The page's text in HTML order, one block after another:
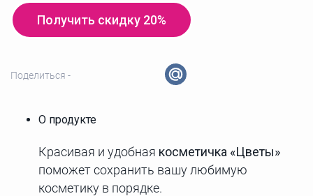
Получить скидку 20%
Поделиться -
О продукте
Красивая и удобная косметичка «Цветы»
поможет сохранить вашу любимую
косметику в порядке.